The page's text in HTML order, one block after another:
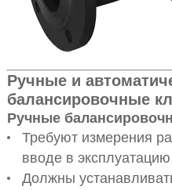
Ручные и
балансировочные
Ручные
Требуют измерения
вводе в эксплуатацию
Должны